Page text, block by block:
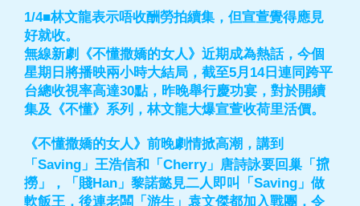
1/4■林文龍表示唔收酬勞拍續集，但宣萱覺得應見
好就收。
無線新劇《不懂撒嬌的女人》近期成為熱話，今個
星期日將播映兩小時大結局，截至5月14日連同跨平
台總收視率高達30點，昨晚舉行慶功宴，對於開續
集及《不懂》系列，林文龍大爆宣萱收荷里活價。
《不懂撒嬌的女人》前晚劇情掀高潮，講到
「Saving」王浩信和「Cherry」唐詩詠要回巢「𢱑
撈」，「賤Han」黎諾懿見二人即叫「Saving」做
軟飯王，後連老闆「游生」袁文傑都加入戰團，令